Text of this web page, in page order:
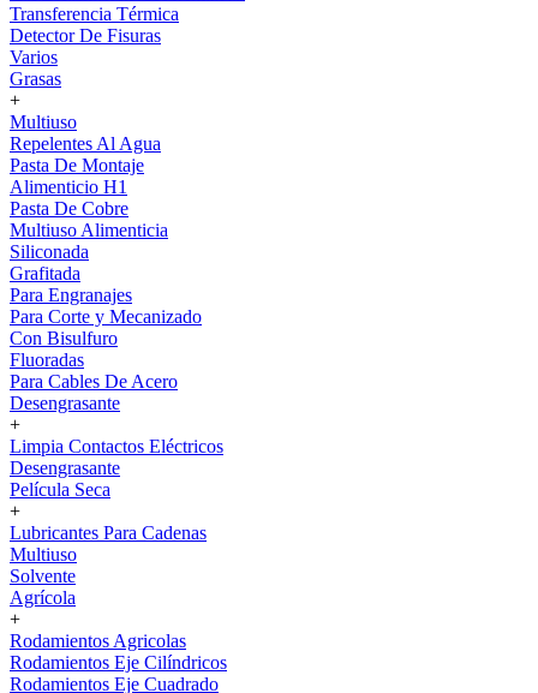
Transferencia Térmica
Detector De Fisuras
Varios
Grasas
+
Multiuso
Repelentes Al Agua
Pasta De Montaje
Alimenticio H1
Pasta De Cobre
Multiuso Alimenticia
Siliconada
Grafitada
Para Engranajes
Para Corte y Mecanizado
Con Bisulfuro
Fluoradas
Para Cables De Acero
Desengrasante
+
Limpia Contactos Eléctricos
Desengrasante
Película Seca
+
Lubricantes Para Cadenas
Multiuso
Solvente
Agrícola
+
Rodamientos Agricolas
Rodamientos Eje Cilíndricos
Rodamientos Eje Cuadrado